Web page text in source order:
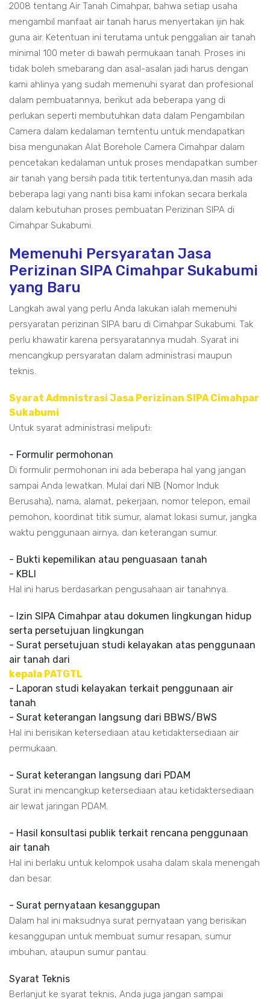
2008 tentang Air Tanah Cimahpar, bahwa setiap usaha
mengambil manfaat air tanah harus menyertakan ijin hak
guna air. Ketentuan ini terutama untuk penggalian air tanah
minimal 100 meter di bawah permukaan tanah. Proses ini
tidak boleh smebarang dan asal-asalan jadi harus dengan
kami ahlinya yang sudah memenuhi syarat dan profesional
dalam pembuatannya, berikut ada beberapa yang di
perlukan seperti membutuhkan data dalam Pengambilan
Camera dalam kedalaman terntentu untuk mendapatkan
bisa mengunakan Alat Borehole Camera Cimahpar dalam
pencetakan kedalaman untuk proses mendapatkan sumber
air tanah yang bersih pada titik tertentunya,dan masih ada
beberapa lagi yang nanti bisa kami infokan secara berkala
dalam kebutuhan proses pembuatan Perizinan SIPA di
Cimahpar Sukabumi.
Memenuhi Persyaratan Jasa
Perizinan SIPA Cimahpar Sukabumi
yang Baru
Langkah awal yang perlu Anda lakukan ialah memenuhi
persyaratan perizinan SIPA baru di Cimahpar Sukabumi. Tak
perlu khawatir karena persyaratannya mudah. Syarat ini
mencangkup persyaratan dalam administrasi maupun
teknis.
Syarat Admnistrasi Jasa Perizinan SIPA Cimahpar
Sukabumi
Untuk syarat administrasi meliputi:
- Formulir permohonan
Di formulir permohonan ini ada beberapa hal yang jangan
sampai Anda lewatkan. Mulai dari NIB (Nomor Induk
Berusaha), nama, alamat, pekerjaan, nomor telepon, email
pemohon, koordinat titik sumur, alamat lokasi sumur, jangka
waktu penggunaan airnya, dan keterangan sumur.
- Bukti kepemilikan atau penguasaan tanah
- KBLI
Hal ini harus berdasarkan pengusahaan air tanahnya.
- Izin SIPA Cimahpar atau dokumen lingkungan hidup
serta persetujuan lingkungan
- Surat persetujuan studi kelayakan atas penggunaan
air tanah dari
kepala PATGTL
- Laporan studi kelayakan terkait penggunaan air
tanah
- Surat keterangan langsung dari BBWS/BWS
Hal ini berisikan ketersediaan atau ketidaktersediaan air
permukaan.
- Surat keterangan langsung dari PDAM
Surat ini mencangkup ketersediaan atau ketidaktersediaan
air lewat jaringan PDAM.
- Hasil konsultasi publik terkait rencana penggunaan
air tanah
Hal ini berlaku untuk kelompok usaha dalam skala menengah
dan besar.
- Surat pernyataan kesanggupan
Dalam hal ini maksudnya surat pernyataan yang berisikan
kesanggupan untuk membuat sumur resapan, sumur
imbuhan, ataupun sumur pantau.
Syarat Teknis
Berlanjut ke syarat teknis, Anda juga jangan sampai